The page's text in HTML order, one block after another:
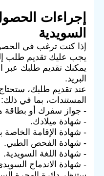
إجراءات
السويدية
إذا كنت ترغب في
يجب عليك تقديم طلب
يمكنك تقديم طلبك عبر
البريد.
عند تقديم طلبك،
المستندات، بما في ذلك:
- جواز سفرك أو بطاقة
- شهادة ميلادك.
- شهادة الإقامة
- شهادة الفحص الطبي.
- شهادة اللغة السويدية.
- شهادة الاندماج